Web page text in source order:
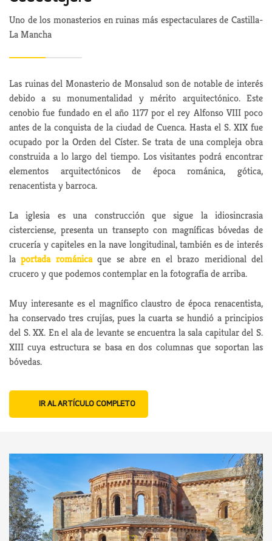
Uno de los monasterios en ruinas más espectaculares de Castilla-
La Mancha
Las ruinas del Monasterio de Monsalud son de notable de interés
debido a su monumentalidad y mérito arquitectónico. Este
cenobio fue fundado en el año 1177 por el rey Alfonso VIII poco
antes de la conquista de la ciudad de Cuenca. Hasta el S. XIX fue
ocupado por la Orden del Císter. Se trata de una compleja obra
construida a lo largo del tiempo. Los visitantes podrá encontrar
elementos arquitectónicos de época románica, gótica,
renacentista y barroca.
La iglesia es una construcción que sigue la idiosincrasia
cisterciense, presenta un transepto con magníficas bóvedas de
crucería y capiteles en la nave longitudinal, también es de interés
laportada románicaque se abre en el brazo meridional del
crucero y que podemos contemplar en la fotografía de arriba.
Muy interesante es el magnífico claustro de época renacentista,
ha conservado tres crujías, pues la cuarta se hundió a principios
del S. XX. En el ala de levante se encuentra la sala capitular del S.
XIII cuya estructura se basa en dos columnas que soportan las
bóvedas.
IR AL ARTÍCULO COMPLETO